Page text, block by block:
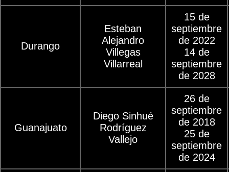
Durango
Esteban
Alejandro
Villegas
Villarreal
15 de
septiembre
de 2022
14 de
septiembre
de 2028
Guanajuato
Diego Sinhué
Rodríguez
Vallejo
26 de
septiembre
de 2018
25 de
septiembre
de 2024